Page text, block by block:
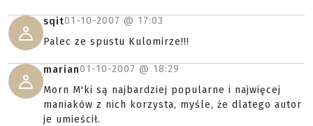
sqit01-10-2007 @ 17:03
Palec ze spustu Kulomirze!!!
marian01-10-2007 @ 18:29
Morn M'ki są najbardziej popularne i najwięcej
maniaków z nich korzysta, myśle, że dlatego autor
je umieścił.